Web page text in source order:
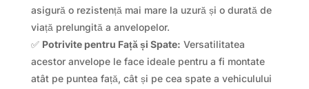
asigură o rezistență mai mare la uzură și o durată de
viață prelungită a anvelopelor.
✅ Potrivite pentru Față și Spate: Versatilitatea
acestor anvelope le face ideale pentru a fi montate
atât pe puntea față, cât și pe cea spate a vehiculului